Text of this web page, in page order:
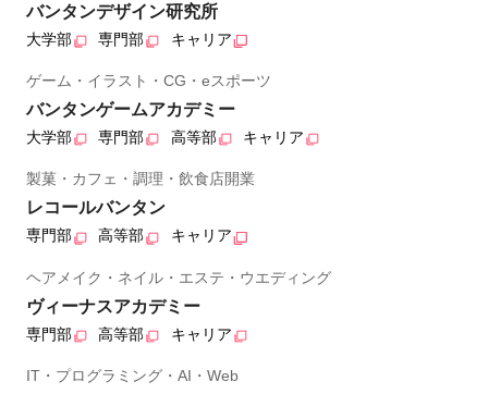
バンタンデザイン研究所
大学部 専門部 キャリア
ゲーム・イラスト・CG・eスポーツ
バンタンゲームアカデミー
大学部 専門部 高等部 キャリア
製菓・カフェ・調理・飲食店開業
レコールバンタン
専門部 高等部 キャリア
ヘアメイク・ネイル・エステ・ウエディング
ヴィーナスアカデミー
専門部 高等部 キャリア
IT・プログラミング・AI・Web